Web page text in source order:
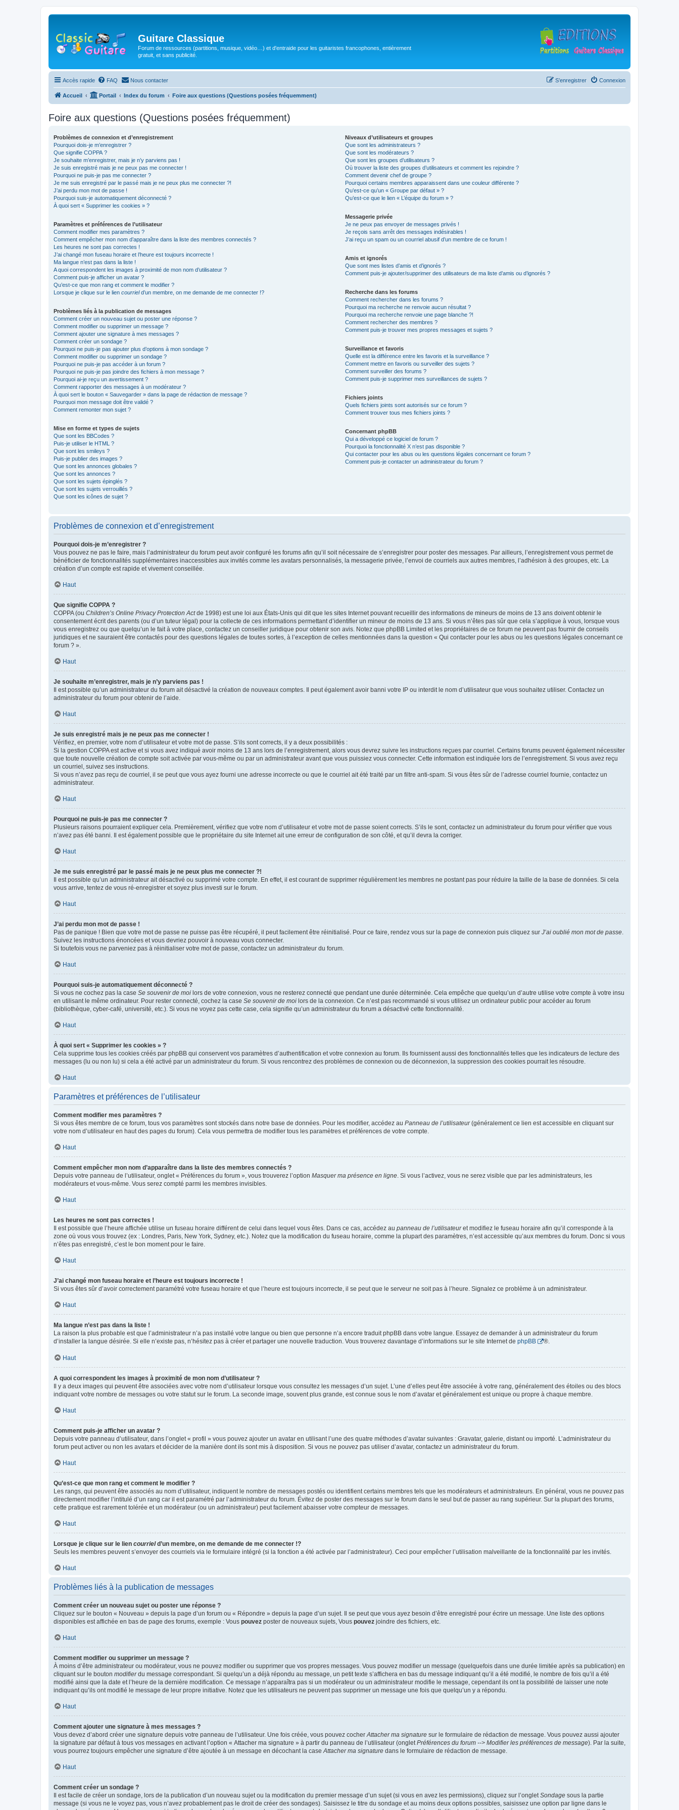
Guitare Classique
Forum de ressources (partitions, musique, vidéo…) et d'entraide pour les guitaristes francophones, entièrement
gratuit, et sans publicité.
Accès rapide FAQ Nous contacter Connexion
S’enregistrer
Accueil Portail Index du forum Foire aux questions (Questions posées fréquemment)
Foire aux questions (Questions posées fréquemment)
Problèmes de connexion et d’enregistrement
Pourquoi dois-je m’enregistrer ?
Que signifie COPPA ?
Je souhaite m’enregistrer, mais je n’y parviens pas !
Je suis enregistré mais je ne peux pas me connecter !
Pourquoi ne puis-je pas me connecter ?
Je me suis enregistré par le passé mais je ne peux plus me connecter ?!
J’ai perdu mon mot de passe !
Pourquoi suis-je automatiquement déconnecté ?
À quoi sert « Supprimer les cookies » ?
Paramètres et préférences de l’utilisateur
Comment modifier mes paramètres ?
Comment empêcher mon nom d’apparaître dans la liste des membres connectés ?
Les heures ne sont pas correctes !
J’ai changé mon fuseau horaire et l’heure est toujours incorrecte !
Ma langue n’est pas dans la liste !
A quoi correspondent les images à proximité de mon nom d’utilisateur ?
Comment puis-je afficher un avatar ?
Qu’est-ce que mon rang et comment le modifier ?
Lorsque je clique sur le lien courrield’un membre, on me demande de me connecter !?
Problèmes liés à la publication de messages
Comment créer un nouveau sujet ou poster une réponse ?
Comment modifier ou supprimer un message ?
Comment ajouter une signature à mes messages ?
Comment créer un sondage ?
Pourquoi ne puis-je pas ajouter plus d’options à mon sondage ?
Comment modifier ou supprimer un sondage ?
Pourquoi ne puis-je pas accéder à un forum ?
Pourquoi ne puis-je pas joindre des fichiers à mon message ?
Pourquoi ai-je reçu un avertissement ?
Comment rapporter des messages à un modérateur ?
À quoi sert le bouton « Sauvegarder » dans la page de rédaction de message ?
Pourquoi mon message doit être validé ?
Comment remonter mon sujet ?
Mise en forme et types de sujets
Que sont les BBCodes ?
Puis-je utiliser le HTML ?
Que sont les smileys ?
Puis-je publier des images ?
Que sont les annonces globales ?
Que sont les annonces ?
Que sont les sujets épinglés ?
Que sont les sujets verrouillés ?
Que sont les icônes de sujet ?
Niveaux d’utilisateurs et groupes
Que sont les administrateurs ?
Que sont les modérateurs ?
Que sont les groupes d’utilisateurs ?
Où trouver la liste des groupes d’utilisateurs et comment les rejoindre ?
Comment devenir chef de groupe ?
Pourquoi certains membres apparaissent dans une couleur différente ?
Qu’est-ce qu’un « Groupe par défaut » ?
Qu’est-ce que le lien « L’équipe du forum » ?
Messagerie privée
Je ne peux pas envoyer de messages privés !
Je reçois sans arrêt des messages indésirables !
J’ai reçu un spam ou un courriel abusif d’un membre de ce forum !
Amis et ignorés
Que sont mes listes d’amis et d’ignorés ?
Comment puis-je ajouter/supprimer des utilisateurs de ma liste d’amis ou d’ignorés ?
Recherche dans les forums
Comment rechercher dans les forums ?
Pourquoi ma recherche ne renvoie aucun résultat ?
Pourquoi ma recherche renvoie une page blanche ?!
Comment rechercher des membres ?
Comment puis-je trouver mes propres messages et sujets ?
Surveillance et favoris
Quelle est la différence entre les favoris et la surveillance ?
Comment mettre en favoris ou surveiller des sujets ?
Comment surveiller des forums ?
Comment puis-je supprimer mes surveillances de sujets ?
Fichiers joints
Quels fichiers joints sont autorisés sur ce forum ?
Comment trouver tous mes fichiers joints ?
Concernant phpBB
Qui a développé ce logiciel de forum ?
Pourquoi la fonctionnalité X n’est pas disponible ?
Qui contacter pour les abus ou les questions légales concernant ce forum ?
Comment puis-je contacter un administrateur du forum ?
Problèmes de connexion et d’enregistrement
Pourquoi dois-je m’enregistrer ?
Vous pouvez ne pas le faire, mais l’administrateur du forum peut avoir configuré les forums afin qu’il soit nécessaire de s’enregistrer pour poster des messages. Par ailleurs, l’enregistrement vous permet de
bénéficier de fonctionnalités supplémentaires inaccessibles aux invités comme les avatars personnalisés, la messagerie privée, l’envoi de courriels aux autres membres, l’adhésion à des groupes, etc. La
création d’un compte est rapide et vivement conseillée.
Haut
Que signifie COPPA ?
COPPA (ou Children’s Online Privacy Protection Actde 1998) est une loi aux États-Unis qui dit que les sites Internet pouvant recueillir des informations de mineurs de moins de 13 ans doivent obtenir le
consentement écrit des parents (ou d’un tuteur légal) pour la collecte de ces informations permettant d’identifier un mineur de moins de 13 ans. Si vous n’êtes pas sûr que cela s’applique à vous, lorsque vous
vous enregistrez ou que quelqu’un le fait à votre place, contactez un conseiller juridique pour obtenir son avis. Notez que phpBB Limited et les propriétaires de ce forum ne peuvent pas fournir de conseils
juridiques et ne sauraient être contactés pour des questions légales de toutes sortes, à l’exception de celles mentionnées dans la question « Qui contacter pour les abus ou les questions légales concernant ce
forum ? ».
Haut
Je souhaite m’enregistrer, mais je n’y parviens pas !
Il est possible qu’un administrateur du forum ait désactivé la création de nouveaux comptes. Il peut également avoir banni votre IP ou interdit le nom d’utilisateur que vous souhaitez utiliser. Contactez un
administrateur du forum pour obtenir de l’aide.
Haut
Je suis enregistré mais je ne peux pas me connecter !
Vérifiez, en premier, votre nom d’utilisateur et votre mot de passe. S’ils sont corrects, il y a deux possibilités :
Si la gestion COPPA est active et si vous avez indiqué avoir moins de 13 ans lors de l’enregistrement, alors vous devrez suivre les instructions reçues par courriel. Certains forums peuvent également nécessiter
que toute nouvelle création de compte soit activée par vous-même ou par un administrateur avant que vous puissiez vous connecter. Cette information est indiquée lors de l’enregistrement. Si vous avez reçu
un courriel, suivez ses instructions.
Si vous n’avez pas reçu de courriel, il se peut que vous ayez fourni une adresse incorrecte ou que le courriel ait été traité par un filtre anti-spam. Si vous êtes sûr de l’adresse courriel fournie, contactez un
administrateur.
Haut
Pourquoi ne puis-je pas me connecter ?
Plusieurs raisons pourraient expliquer cela. Premièrement, vérifiez que votre nom d’utilisateur et votre mot de passe soient corrects. S’ils le sont, contactez un administrateur du forum pour vérifier que vous
n’avez pas été banni. Il est également possible que le propriétaire du site Internet ait une erreur de configuration de son côté, et qu’il devra la corriger.
Haut
Je me suis enregistré par le passé mais je ne peux plus me connecter ?!
Il est possible qu’un administrateur ait désactivé ou supprimé votre compte. En effet, il est courant de supprimer régulièrement les membres ne postant pas pour réduire la taille de la base de données. Si cela
vous arrive, tentez de vous ré-enregistrer et soyez plus investi sur le forum.
Haut
J’ai perdu mon mot de passe !
Pas de panique ! Bien que votre mot de passe ne puisse pas être récupéré, il peut facilement être réinitialisé. Pour ce faire, rendez vous sur la page de connexion puis cliquez sur J’ai oublié mon mot de passe.
Suivez les instructions énoncées et vous devriez pouvoir à nouveau vous connecter.
Si toutefois vous ne parveniez pas à réinitialiser votre mot de passe, contactez un administrateur du forum.
Haut
Pourquoi suis-je automatiquement déconnecté ?
Si vous ne cochez pas la case Se souvenir de moi lors de votre connexion, vous ne resterez connecté que pendant une durée déterminée. Cela empêche que quelqu’un d’autre utilise votre compte à votre insu
en utilisant le même ordinateur. Pour rester connecté, cochez la case Se souvenir de moi lors de la connexion. Ce n’est pas recommandé si vous utilisez un ordinateur public pour accéder au forum
(bibliothèque, cyber-café, université, etc.). Si vous ne voyez pas cette case, cela signifie qu’un administrateur du forum a désactivé cette fonctionnalité.
Haut
À quoi sert « Supprimer les cookies » ?
Cela supprime tous les cookies créés par phpBB qui conservent vos paramètres d’authentification et votre connexion au forum. Ils fournissent aussi des fonctionnalités telles que les indicateurs de lecture des
messages (lu ou non lu) si cela a été activé par un administrateur du forum. Si vous rencontrez des problèmes de connexion ou de déconnexion, la suppression des cookies pourrait les résoudre.
Haut
Paramètres et préférences de l’utilisateur
Comment modifier mes paramètres ?
Si vous êtes membre de ce forum, tous vos paramètres sont stockés dans notre base de données. Pour les modifier, accédez au Panneau de l’utilisateur(généralement ce lien est accessible en cliquant sur
votre nom d’utilisateur en haut des pages du forum). Cela vous permettra de modifier tous les paramètres et préférences de votre compte.
Haut
Comment empêcher mon nom d’apparaître dans la liste des membres connectés ?
Depuis votre panneau de l’utilisateur, onglet « Préférences du forum », vous trouverez l’option Masquer ma présence en ligne. Si vous l’activez, vous ne serez visible que par les administrateurs, les
modérateurs et vous-même. Vous serez compté parmi les membres invisibles.
Haut
Les heures ne sont pas correctes !
Il est possible que l’heure affichée utilise un fuseau horaire différent de celui dans lequel vous êtes. Dans ce cas, accédez au panneau de l’utilisateuret modifiez le fuseau horaire afin qu’il corresponde à la
zone où vous vous trouvez (ex : Londres, Paris, New York, Sydney, etc.). Notez que la modification du fuseau horaire, comme la plupart des paramètres, n’est accessible qu’aux membres du forum. Donc si vous
n’êtes pas enregistré, c’est le bon moment pour le faire.
Haut
J’ai changé mon fuseau horaire et l’heure est toujours incorrecte !
Si vous êtes sûr d’avoir correctement paramétré votre fuseau horaire et que l’heure est toujours incorrecte, il se peut que le serveur ne soit pas à l’heure. Signalez ce problème à un administrateur.
Haut
Ma langue n’est pas dans la liste !
La raison la plus probable est que l’administrateur n’a pas installé votre langue ou bien que personne n’a encore traduit phpBB dans votre langue. Essayez de demander à un administrateur du forum
d’installer la langue désirée. Si elle n’existe pas, n’hésitez pas à créer et partager une nouvelle traduction. Vous trouverez davantage d’informations sur le site Internet de phpBB ®.
Haut
A quoi correspondent les images à proximité de mon nom d’utilisateur ?
Il y a deux images qui peuvent être associées avec votre nom d’utilisateur lorsque vous consultez les messages d’un sujet. L’une d’elles peut être associée à votre rang, généralement des étoiles ou des blocs
indiquant votre nombre de messages ou votre statut sur le forum. La seconde image, souvent plus grande, est connue sous le nom d’avatar et généralement est unique ou propre à chaque membre.
Haut
Comment puis-je afficher un avatar ?
Depuis votre panneau d’utilisateur, dans l’onglet « profil » vous pouvez ajouter un avatar en utilisant l’une des quatre méthodes d’avatar suivantes : Gravatar, galerie, distant ou importé. L’administrateur du
forum peut activer ou non les avatars et décider de la manière dont ils sont mis à disposition. Si vous ne pouvez pas utiliser d’avatar, contactez un administrateur du forum.
Haut
Qu’est-ce que mon rang et comment le modifier ?
Les rangs, qui peuvent être associés au nom d’utilisateur, indiquent le nombre de messages postés ou identifient certains membres tels que les modérateurs et administrateurs. En général, vous ne pouvez pas
directement modifier l’intitulé d’un rang car il est paramétré par l’administrateur du forum. Évitez de poster des messages sur le forum dans le seul but de passer au rang supérieur. Sur la plupart des forums,
cette pratique est rarement tolérée et un modérateur (ou un administrateur) peut facilement abaisser votre compteur de messages.
Haut
Lorsque je clique sur le lien courrield’un membre, on me demande de me connecter !?
Seuls les membres peuvent s’envoyer des courriels via le formulaire intégré (si la fonction a été activée par l’administrateur). Ceci pour empêcher l’utilisation malveillante de la fonctionnalité par les invités.
Haut
Problèmes liés à la publication de messages
Comment créer un nouveau sujet ou poster une réponse ?
Cliquez sur le bouton « Nouveau » depuis la page d’un forum ou « Répondre » depuis la page d’un sujet. Il se peut que vous ayez besoin d’être enregistré pour écrire un message. Une liste des options
disponibles est affichée en bas de page des forums, exemple : Vous pouvez poster de nouveaux sujets, Vous pouvez joindre des fichiers, etc.
Haut
Comment modifier ou supprimer un message ?
À moins d’être administrateur ou modérateur, vous ne pouvez modifier ou supprimer que vos propres messages. Vous pouvez modifier un message (quelquefois dans une durée limitée après sa publication) en
cliquant sur le bouton modifierdu message correspondant. Si quelqu’un a déjà répondu au message, un petit texte s’affichera en bas du message indiquant qu’il a été modifié, le nombre de fois qu’il a été
modifié ainsi que la date et l’heure de la dernière modification. Ce message n’apparaîtra pas si un modérateur ou un administrateur modifie le message, cependant ils ont la possibilité de laisser une note
indiquant qu’ils ont modifié le message de leur propre initiative. Notez que les utilisateurs ne peuvent pas supprimer un message une fois que quelqu’un y a répondu.
Haut
Comment ajouter une signature à mes messages ?
Vous devez d’abord créer une signature depuis votre panneau de l’utilisateur. Une fois créée, vous pouvez cocherAttacher ma signature sur le formulaire de rédaction de message. Vous pouvez aussi ajouter
la signature par défaut à tous vos messages en activant l’option « Attacher ma signature » à partir du panneau de l’utilisateur (ongletPréférences du forum --> Modifier les préférences de message). Par la suite,
vous pourrez toujours empêcher une signature d’être ajoutée à un message en décochant la caseAttacher ma signature dans le formulaire de rédaction de message.
Haut
Comment créer un sondage ?
Il est facile de créer un sondage, lors de la publication d’un nouveau sujet ou la modification du premier message d’un sujet (si vous en avez les permissions), cliquez sur l’ongletSondage sous la partie
message (si vous ne le voyez pas, vous n’avez probablement pas le droit de créer des sondages). Saisissez le titre du sondage et au moins deux options possibles, saisissez une option par ligne dans le